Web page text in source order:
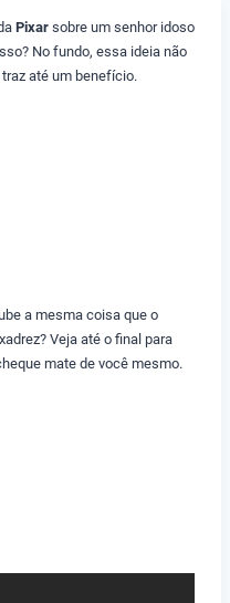
Pixar sobre um senhor idoso
No fundo, essa ideia não
até um benefício.
a mesma coisa que o
Veja até o final para
mate de você mesmo.